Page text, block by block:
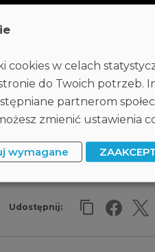
Udostępnij:
cookies w celach
do Twoich potrzeb.
partnerom
zmienić ustawienia
wymagane